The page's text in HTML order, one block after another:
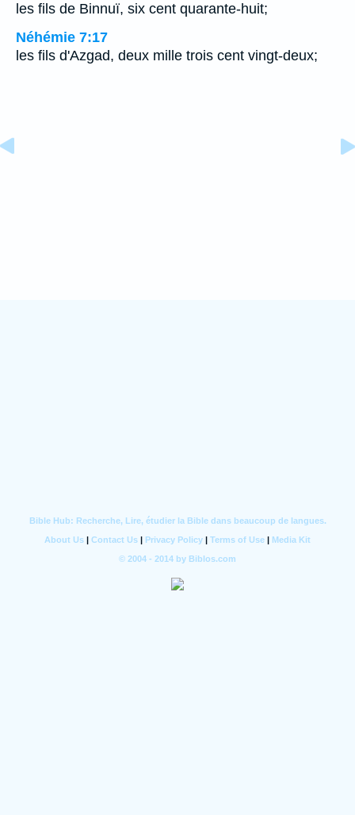
les fils de Binnuï, six cent quarante-huit;
Néhémie 7:17
les fils d'Azgad, deux mille trois cent vingt-deux;